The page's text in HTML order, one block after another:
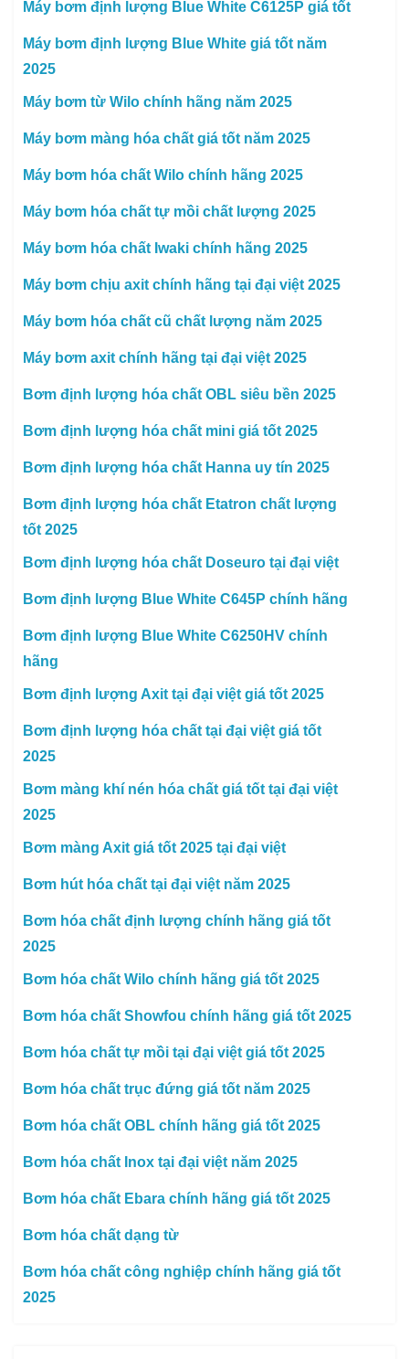
Máy bơm định lượng Blue White C6125P giá tốt
Máy bơm định lượng Blue White giá tốt năm
2025
Máy bơm từ Wilo chính hãng năm 2025
Máy bơm màng hóa chất giá tốt năm 2025
Máy bơm hóa chất Wilo chính hãng 2025
Máy bơm hóa chất tự mồi chất lượng 2025
Máy bơm hóa chất Iwaki chính hãng 2025
Máy bơm chịu axit chính hãng tại đại việt 2025
Máy bơm hóa chất cũ chất lượng năm 2025
Máy bơm axit chính hãng tại đại việt 2025
Bơm định lượng hóa chất OBL siêu bền 2025
Bơm định lượng hóa chất mini giá tốt 2025
Bơm định lượng hóa chất Hanna uy tín 2025
Bơm định lượng hóa chất Etatron chất lượng
tốt 2025
Bơm định lượng hóa chất Doseuro tại đại việt
Bơm định lượng Blue White C645P chính hãng
Bơm định lượng Blue White C6250HV chính
hãng
Bơm định lượng Axit tại đại việt giá tốt 2025
Bơm định lượng hóa chất tại đại việt giá tốt
2025
Bơm màng khí nén hóa chất giá tốt tại đại việt
2025
Bơm màng Axit giá tốt 2025 tại đại việt
Bơm hút hóa chất tại đại việt năm 2025
Bơm hóa chất định lượng chính hãng giá tốt
2025
Bơm hóa chất Wilo chính hãng giá tốt 2025
Bơm hóa chất Showfou chính hãng giá tốt 2025
Bơm hóa chất tự mồi tại đại việt giá tốt 2025
Bơm hóa chất trục đứng giá tốt năm 2025
Bơm hóa chất OBL chính hãng giá tốt 2025
Bơm hóa chất Inox tại đại việt năm 2025
Bơm hóa chất Ebara chính hãng giá tốt 2025
Bơm hóa chất dạng từ
Bơm hóa chất công nghiệp chính hãng giá tốt
2025